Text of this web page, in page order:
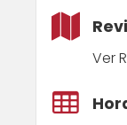
Ver